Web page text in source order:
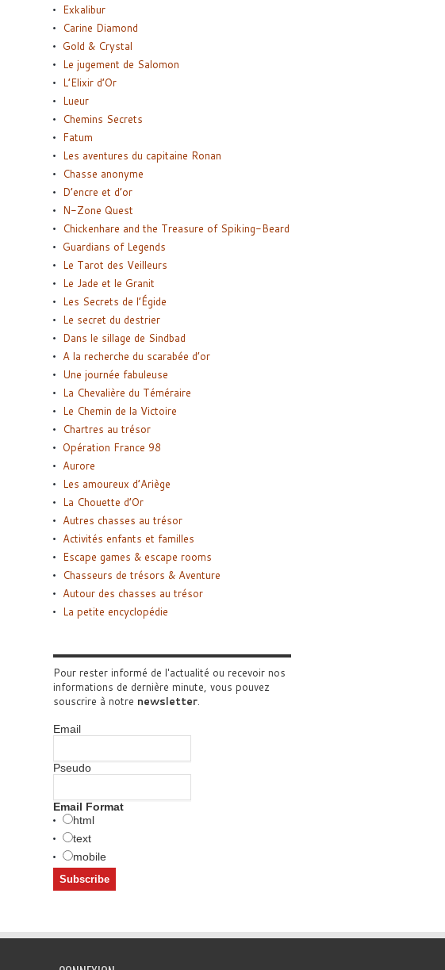
Exkalibur
Carine Diamond
Gold & Crystal
Le jugement de Salomon
L’Elixir d’Or
Lueur
Chemins Secrets
Fatum
Les aventures du capitaine Ronan
Chasse anonyme
D’encre et d’or
N-Zone Quest
Chickenhare and the Treasure of Spiking-Beard
Guardians of Legends
Le Tarot des Veilleurs
Le Jade et le Granit
Les Secrets de l’Égide
Le secret du destrier
Dans le sillage de Sindbad
A la recherche du scarabée d’or
Une journée fabuleuse
La Chevalière du Téméraire
Le Chemin de la Victoire
Chartres au trésor
Opération France 98
Aurore
Les amoureux d’Ariège
La Chouette d’Or
Autres chasses au trésor
Activités enfants et familles
Escape games & escape rooms
Chasseurs de trésors & Aventure
Autour des chasses au trésor
La petite encyclopédie
Pour rester informé de l'actualité ou recevoir nos
informations de dernière minute, vous pouvez
souscrire à notre newsletter.
Email
Pseudo
Email Format
html
text
mobile